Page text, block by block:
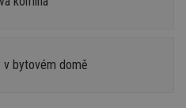
v bytovém domě